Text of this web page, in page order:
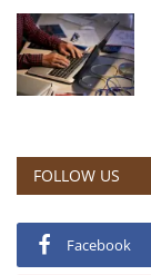
FOLLOW US
Facebook